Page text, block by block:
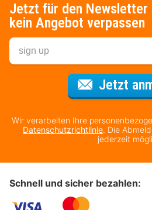
Jetzt für den Newsletter
kein Angebot verpassen
Jetzt
Wir verarbeiten Ihre
Datenschutzrichtlinie. Die
jederzeit
Schnell und sicher bezahlen: